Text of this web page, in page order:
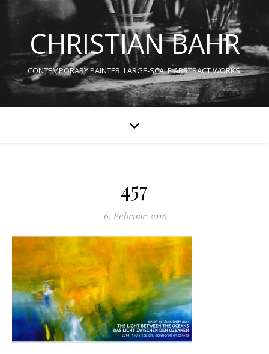
CHRISTIAN BAHR
CONTEMPORARY PAINTER. LARGE-SCALE ABSTRACT WORKS.
457
6. Februar 2016